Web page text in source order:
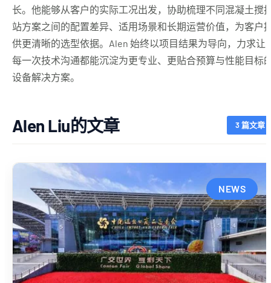
长。他能够从客户的实际工况出发，协助梳理不同混凝土搅
站方案之间的配置差异、适用场景和长期运营价值，为客户
供更清晰的选型依据。Alen 始终以项目结果为导向，力求让
每一次技术沟通都能沉淀为更专业、更贴合预算与性能目标
设备解决方案。
Alen Liu的文章 3 篇文章
NEWS